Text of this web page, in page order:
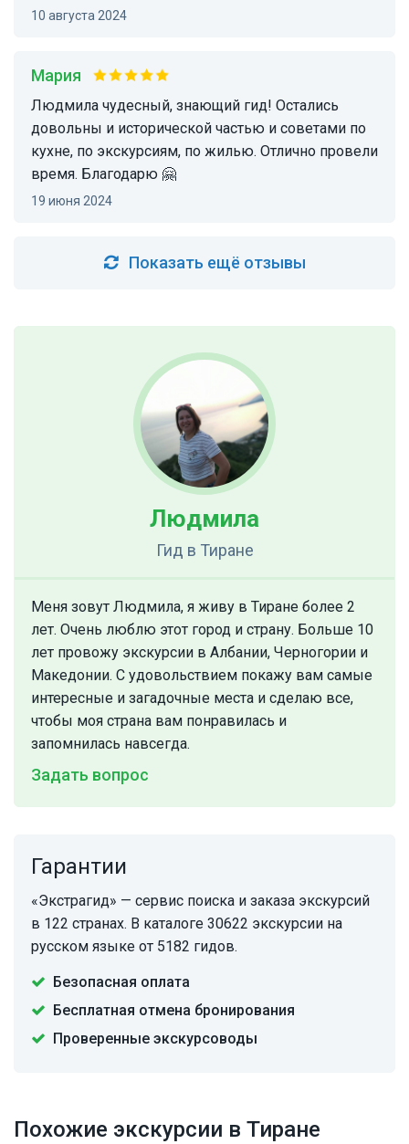
10 августа 2024
Мария
Людмила чудесный, знающий гид! Остались
довольны и исторической частью и советами по
кухне, по экскурсиям, по жилью. Отлично провели
время. Благодарю 🤗
19 июня 2024
Показать ещё отзывы
Людмила
Гид в Тиране
Меня зовут Людмила, я живу в Тиране более 2
лет. Очень люблю этот город и страну. Больше 10
лет провожу экскурсии в Албании, Черногории и
Македонии. С удовольствием покажу вам самые
интересные и загадочные места и сделаю все,
чтобы моя страна вам понравилась и
запомнилась навсегда.
Задать вопрос
Гарантии
«Экстрагид» — сервис поиска и заказа экскурсий
в 122 странах. В каталоге 30622 экскурсии на
русском языке от 5182 гидов.
Безопасная оплата
Бесплатная отмена бронирования
Проверенные экскурсоводы
Похожие экскурсии в Тиране